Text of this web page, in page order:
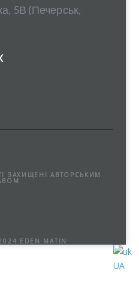
5В (Печерськ,
ЗАХИЩЕНІ АВТОРСЬКИМ
EDEN MATIN
UA